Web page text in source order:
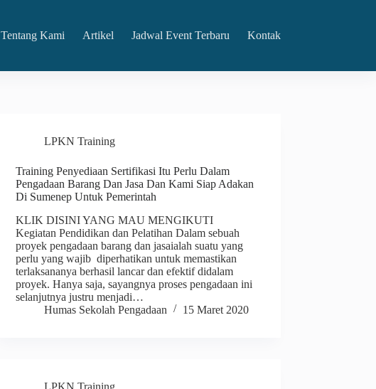
Tentang Kami Artikel Jadwal Event Terbaru Kontak
LPKN Training
Training Penyediaan Sertifikasi Itu Perlu Dalam
Pengadaan Barang Dan Jasa Dan Kami Siap Adakan
Di Sumenep Untuk Pemerintah
KLIK DISINI YANG MAU MENGIKUTI
Kegiatan Pendidikan dan Pelatihan Dalam sebuah
proyek pengadaan barang dan jasaialah suatu yang
perlu yang wajib diperhatikan untuk memastikan
terlaksananya berhasil lancar dan efektif didalam
proyek. Hanya saja, sayangnya proses pengadaan ini
selanjutnya justru menjadi…
Humas Sekolah Pengadaan
15 Maret 2020
LPKN Training